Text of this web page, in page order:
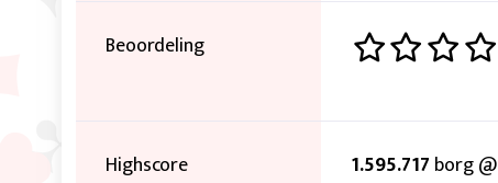
Beoordeling
Highscore 1.595.717 borg